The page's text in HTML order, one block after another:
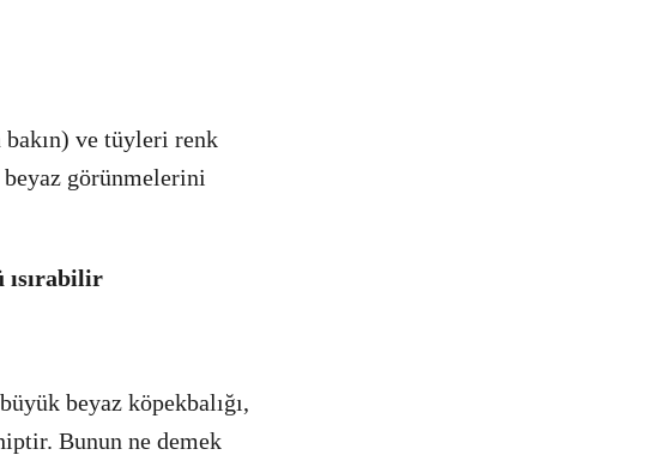
bakın) ve tüyleri renk
görünmelerini
ısırabilir
beyaz köpekbalığı,
Bunun ne demek